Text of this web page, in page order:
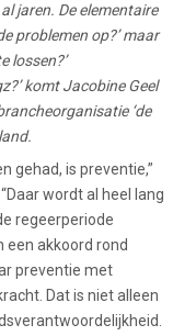
jaren. De elementaire
problemen op?’ maar
lossen?’
komt Jacobine Geel
‘de
gehad, is preventie,”
wordt al heel lang
regeerperiode
een akkoord rond
preventie met
Dat is niet alleen